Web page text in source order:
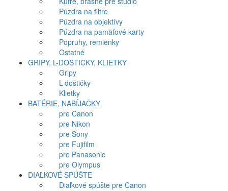
Púzdra na filtre
Púzdra na objektívy
Púzdra na pamäťové karty
Popruhy, remienky
Ostatné
GRIPY, L-DOŠTIČKY, KLIETKY
Gripy
L-doštičky
Klietky
BATÉRIE, NABÍJAČKY
pre Canon
pre Nikon
pre Sony
pre Fujifilm
pre Panasonic
pre Olympus
DIAĽKOVÉ SPÚŠTE
Diaľkové spúšte pre Canon